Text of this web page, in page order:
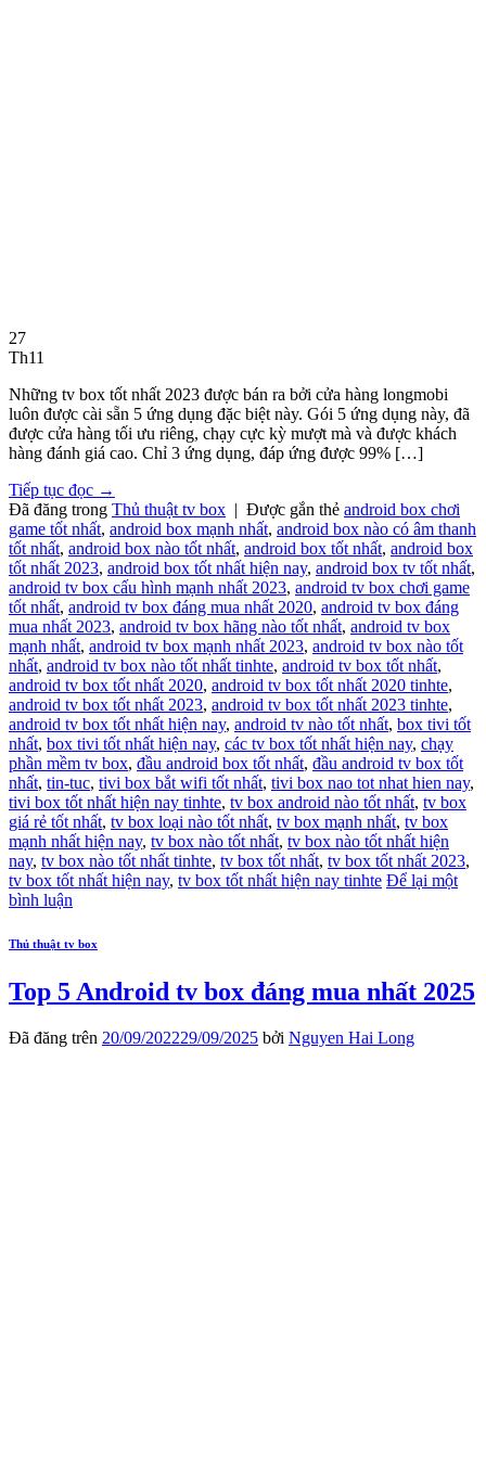
27
Th11
Những tv box tốt nhất 2023 được bán ra bởi cửa hàng longmobi
luôn được cài sẵn 5 ứng dụng đặc biệt này. Gói 5 ứng dụng này, đã
được cửa hàng tối ưu riêng, chạy cực kỳ mượt mà và được khách
hàng đánh giá cao. Chỉ 3 ứng dụng, đáp ứng được 99% […]
Tiếp tục đọc →
Đã đăng trong Thủ thuật tv box | Được gắn thẻ android box chơi
game tốt nhất, android box mạnh nhất, android box nào có âm thanh
tốt nhất, android box nào tốt nhất, android box tốt nhất, android box
tốt nhất 2023, android box tốt nhất hiện nay, android box tv tốt nhất,
android tv box cấu hình mạnh nhất 2023, android tv box chơi game
tốt nhất, android tv box đáng mua nhất 2020, android tv box đáng
mua nhất 2023, android tv box hãng nào tốt nhất, android tv box
mạnh nhất, android tv box mạnh nhất 2023, android tv box nào tốt
nhất, android tv box nào tốt nhất tinhte, android tv box tốt nhất,
android tv box tốt nhất 2020, android tv box tốt nhất 2020 tinhte,
android tv box tốt nhất 2023, android tv box tốt nhất 2023 tinhte,
android tv box tốt nhất hiện nay, android tv nào tốt nhất, box tivi tốt
nhất, box tivi tốt nhất hiện nay, các tv box tốt nhất hiện nay, chạy
phần mềm tv box, đầu android box tốt nhất, đầu android tv box tốt
nhất, tin-tuc, tivi box bắt wifi tốt nhất, tivi box nao tot nhat hien nay,
tivi box tốt nhất hiện nay tinhte, tv box android nào tốt nhất, tv box
giá rẻ tốt nhất, tv box loại nào tốt nhất, tv box mạnh nhất, tv box
mạnh nhất hiện nay, tv box nào tốt nhất, tv box nào tốt nhất hiện
nay, tv box nào tốt nhất tinhte, tv box tốt nhất, tv box tốt nhất 2023,
tv box tốt nhất hiện nay, tv box tốt nhất hiện nay tinhte Để lại một
bình luận
Thủ thuật tv box
Top 5 Android tv box đáng mua nhất 2025
Đã đăng trên 20/09/202229/09/2025 bởi Nguyen Hai Long